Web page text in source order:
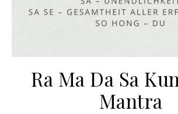
Ra Ma Da Sa
Mantra